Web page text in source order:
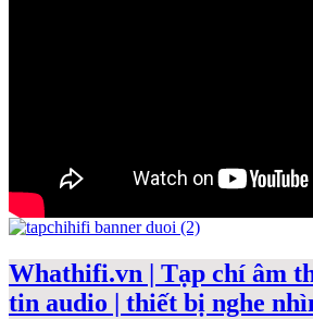
Whathifi.vn | Tạp chí âm
tin audio | thiết bị nghe